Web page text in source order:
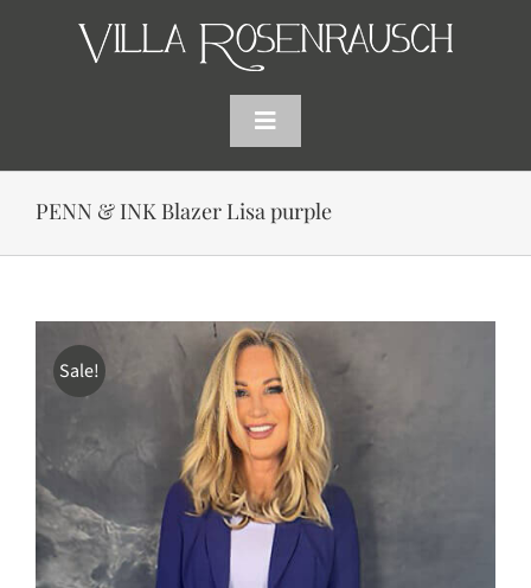
Toggle
Navigation
SHOP
AKTUELLES
WARENKORB
SUCHE
PENN & INK Blazer Lisa purple
Sale!